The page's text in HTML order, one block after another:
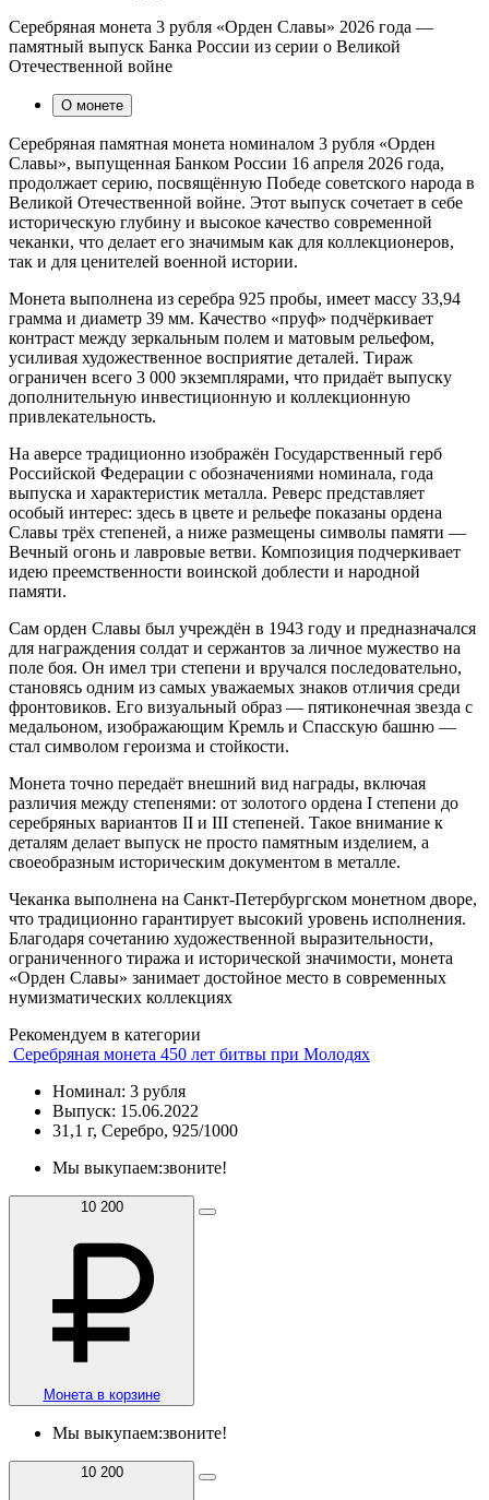
Серебряная монета 3 рубля «Орден Славы» 2026 года —
памятный выпуск Банка России из серии о Великой
Отечественной войне
О монете
Серебряная памятная монета номиналом 3 рубля «Орден
Славы», выпущенная Банком России 16 апреля 2026 года,
продолжает серию, посвящённую Победе советского народа в
Великой Отечественной войне. Этот выпуск сочетает в себе
историческую глубину и высокое качество современной
чеканки, что делает его значимым как для коллекционеров,
так и для ценителей военной истории.
Монета выполнена из серебра 925 пробы, имеет массу 33,94
грамма и диаметр 39 мм. Качество «пруф» подчёркивает
контраст между зеркальным полем и матовым рельефом,
усиливая художественное восприятие деталей. Тираж
ограничен всего 3 000 экземплярами, что придаёт выпуску
дополнительную инвестиционную и коллекционную
привлекательность.
На аверсе традиционно изображён Государственный герб
Российской Федерации с обозначениями номинала, года
выпуска и характеристик металла. Реверс представляет
особый интерес: здесь в цвете и рельефе показаны ордена
Славы трёх степеней, а ниже размещены символы памяти —
Вечный огонь и лавровые ветви. Композиция подчеркивает
идею преемственности воинской доблести и народной
памяти.
Сам орден Славы был учреждён в 1943 году и предназначался
для награждения солдат и сержантов за личное мужество на
поле боя. Он имел три степени и вручался последовательно,
становясь одним из самых уважаемых знаков отличия среди
фронтовиков. Его визуальный образ — пятиконечная звезда с
медальоном, изображающим Кремль и Спасскую башню —
стал символом героизма и стойкости.
Монета точно передаёт внешний вид награды, включая
различия между степенями: от золотого ордена I степени до
серебряных вариантов II и III степеней. Такое внимание к
деталям делает выпуск не просто памятным изделием, а
своеобразным историческим документом в металле.
Чеканка выполнена на Санкт-Петербургском монетном дворе,
что традиционно гарантирует высокий уровень исполнения.
Благодаря сочетанию художественной выразительности,
ограниченного тиража и исторической значимости, монета
«Орден Славы» занимает достойное место в современных
нумизматических коллекциях
Рекомендуем в категории
Серебряная монета 450 лет битвы при Молодях
Номинал: 3 рубля
Выпуск: 15.06.2022
31,1 г, Серебро, 925/1000
Мы выкупаем:звоните!
10 200
Монета в корзине
Мы выкупаем:звоните!
10 200